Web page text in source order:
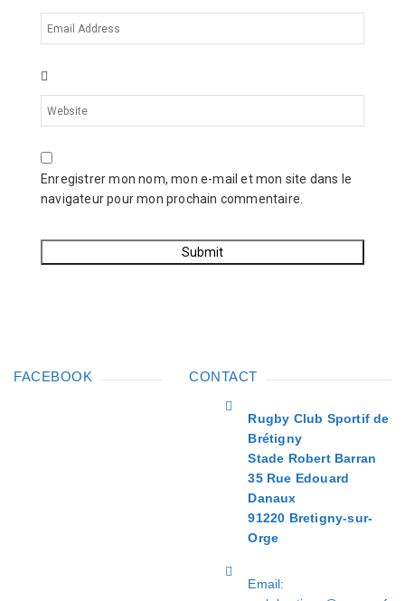
Enregistrer mon nom, mon e-mail et mon site dans le
navigateur pour mon prochain commentaire.
FACEBOOK CONTACT
Rugby Club Sportif de
Brétigny
Stade Robert Barran
35 Rue Edouard
Danaux
91220 Bretigny-sur-
Orge
Email: